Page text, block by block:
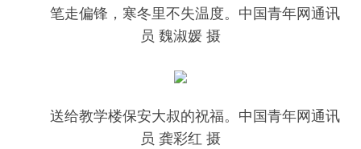
笔走偏锋，寒冬里不失温度。中国青年网通讯
员 魏淑媛 摄
送给教学楼保安大叔的祝福。中国青年网通讯
员 龚彩红 摄